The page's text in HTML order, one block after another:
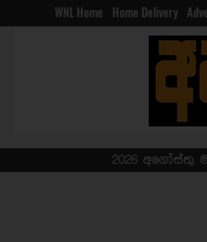
WNL Home Home Delivery
2026 අගෝස්තු